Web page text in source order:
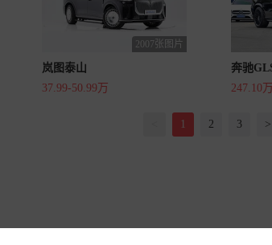
2007张图片
岚图泰山
37.99-50.99万
奔驰
247.10万
1 2 3 >